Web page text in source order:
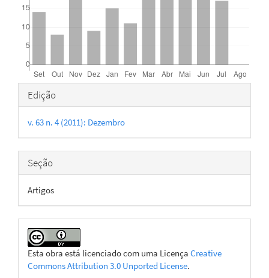
Detalhes
do
artigo
Edição
v. 63 n. 4 (2011): Dezembro
Seção
Artigos
Esta obra está licenciado com uma Licença Creative
Commons Attribution 3.0 Unported License.